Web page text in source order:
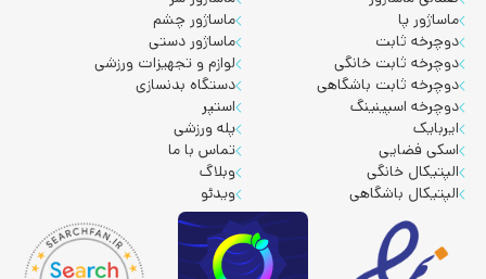
ماساژور پا
دوچرخه ثابت
دوچرخه ثابت خانگی
دوچرخه ثابت باشگاهی
دوچرخه اسپینینگ
ایربایک
اسکی فضایی
الپتیکال خانگی
الپتیکال باشگاهی
ماساژور چشم
ماساژور دستی
لوازم و تجهیزات ورزشی
دستگاه بدنسازی
استپر
پله ورزشی
تماس با ما
وبلاگ
ویدئو